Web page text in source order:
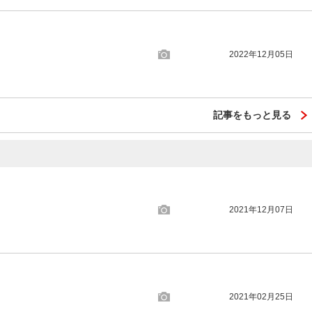
2022年12月05日
記事をもっと見る
2021年12月07日
2021年02月25日